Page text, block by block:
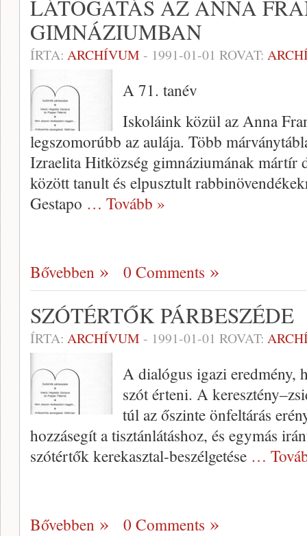
LÁTOGATÁS AZ ANNA
GIMNÁZIUMBAN
ÍRTA: ARCHÍVUM - 1991-01-01 ROVAT:
A 71. tanév
Iskoláink közül az Anna
legszomorúbb az aulája. Több
Izraelita Hitközség gimnáziumának mártír
között tanult és el­pusztult
Gestapo … Tovább »
Bővebben 0 Comments
SZÓTÉRTŐK PÁRBESZÉDE
ÍRTA: ARCHÍVUM - 1991-01-01 ROVAT:
A dialógus igazi eredmény,
szót érteni. A
túl az őszinte önfeltárás
hozzásegít a tisztánlátáshoz, és egymás
szótértők kerekasztal-beszélgetése …
Bővebben 0 Comments